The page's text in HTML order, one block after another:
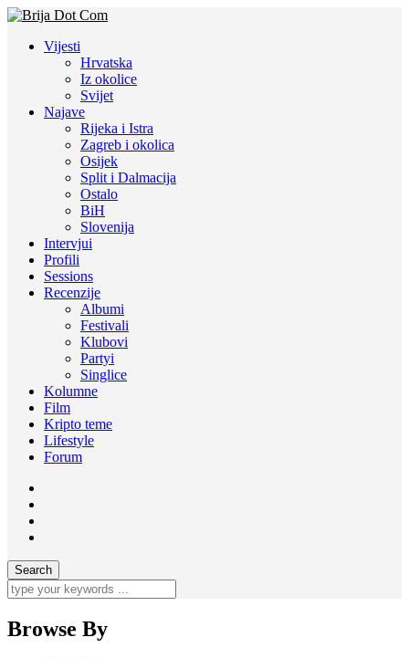
Vijesti
Hrvatska
Iz okolice
Svijet
Najave
Rijeka i Istra
Zagreb i okolica
Osijek
Split i Dalmacija
Ostalo
BiH
Slovenija
Intervjui
Profili
Sessions
Recenzije
Albumi
Festivali
Klubovi
Partyi
Singlice
Kolumne
Film
Kripto teme
Lifestyle
Forum
Browse By